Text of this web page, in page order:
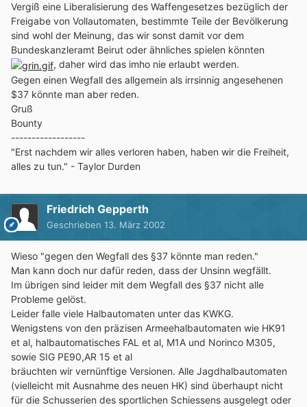
Vergiß eine Liberalisierung des Waffengesetzes bezüglich der
Freigabe von Vollautomaten, bestimmte Teile der Bevölkerung
sind wohl der Meinung, das wir sonst damit vor dem
Bundeskanzleramt Beirut oder ähnliches spielen könnten
, daher wird das imho nie erlaubt werden.
Gegen einen Wegfall des allgemein als irrsinnig angesehenen
$37 könnte man aber reden.
Gruß
Bounty
------------------
"Erst nachdem wir alles verloren haben, haben wir die Freiheit,
alles zu tun." - Taylor Durden
Friedrich Gepperth
Geschrieben 13. März 2002
Wieso "gegen den Wegfall des §37 könnte man reden."
Man kann doch nur dafür reden, dass der Unsinn wegfällt.
Im übrigen sind leider mit dem Wegfall des §37 nicht alle
Probleme gelöst.
Leider falle viele Halbautomaten unter das KWKG.
Wenigstens von den präzisen Armeehalbautomaten wie HK91
et al, halbautomatisches FAL et al, M1A und Norinco M305,
sowie SIG PE90,AR 15 et al
bräuchten wir vernünftige Versionen. Alle Jagdhalbautomaten
(vielleicht mit Ausnahme des neuen HK) sind überhaupt nicht
für die Schusserien des sportlichen Schiessens ausgelegt oder